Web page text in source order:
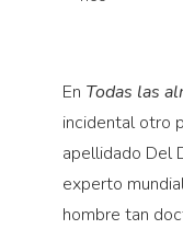
En Todas las
incidental otro
apellidado Del
experto
hombre tan